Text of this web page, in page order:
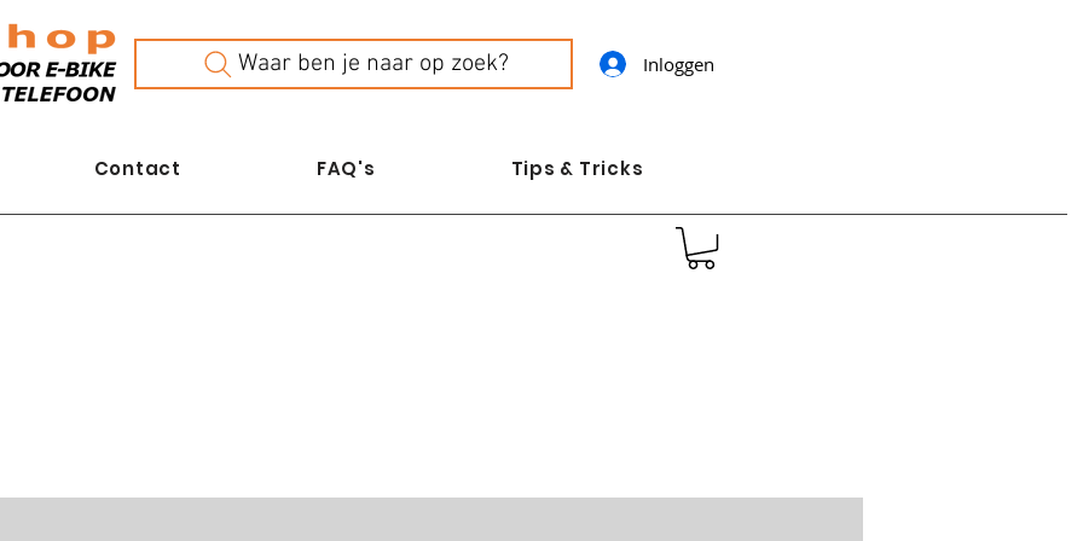
Waar ben je naar op zoek? Inloggen
Contact FAQ's Tips & Tricks